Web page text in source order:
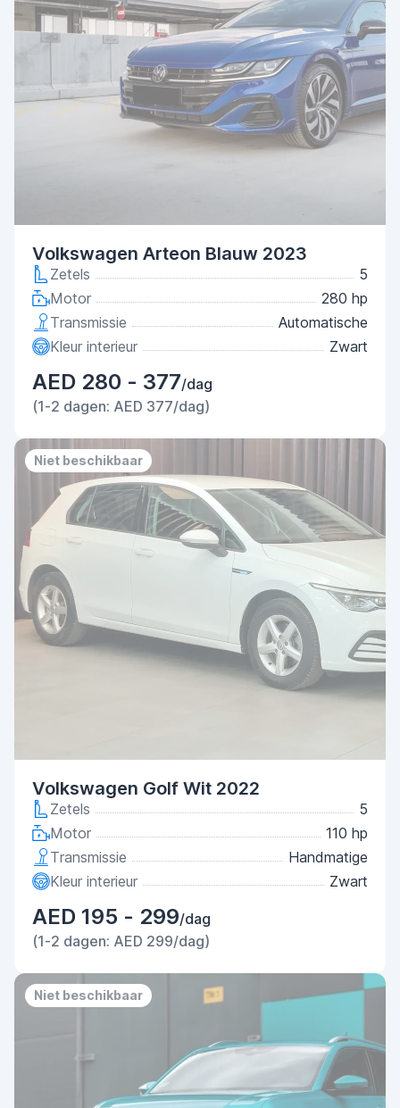
Volkswagen Arteon Blauw 2023
Zetels
5
Motor
280 hp
Transmissie
Automatische
Kleur interieur
Zwart
AED 280 - 377/dag
(1-2 dagen: AED 377/dag)
Niet beschikbaar
Volkswagen Golf Wit 2022
Zetels
5
Motor
110 hp
Transmissie
Handmatige
Kleur interieur
Zwart
AED 195 - 299/dag
(1-2 dagen: AED 299/dag)
Niet beschikbaar